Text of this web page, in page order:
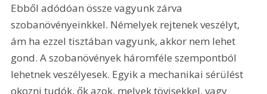
Ebből adódóan össze vagyunk zárva
szobanövényeinkkel. Némelyek rejtenek veszélyt,
ám ha ezzel tisztában vagyunk, akkor nem lehet
gond. A szobanövények háromféle szempontból
lehetnek veszélyesek. Egyik a mechanikai sérülést
okozni tudók, ők azok, melyek tövisekkel, vagy